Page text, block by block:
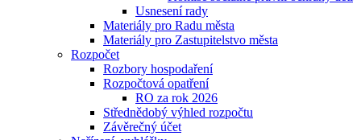
Usnesení rady
Materiály pro Radu města
Materiály pro Zastupitelstvo města
Rozpočet
Rozbory hospodaření
Rozpočtová opatření
RO za rok 2026
Střednědobý výhled rozpočtu
Závěrečný účet